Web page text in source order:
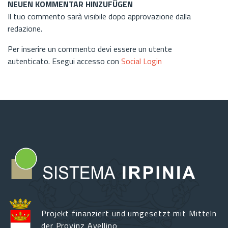
NEUEN KOMMENTAR HINZUFÜGEN
Il tuo commento sarà visibile dopo approvazione dalla
redazione.
Per inserire un commento devi essere un utente
autenticato. Esegui accesso con Social Login
Projekt finanziert und umgesetzt mit Mitteln
der Provinz Avellino